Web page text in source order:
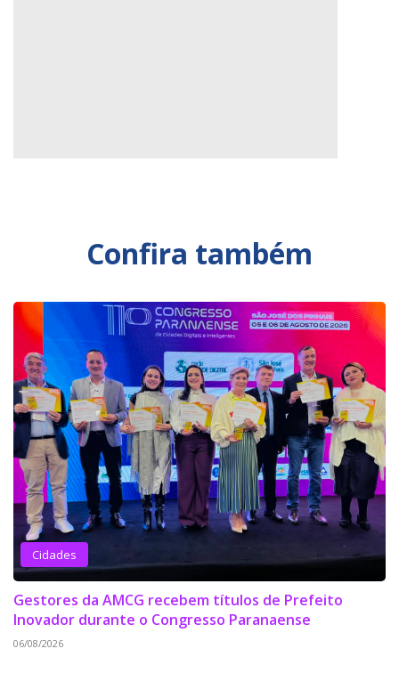
Confira também
Cidades
Gestores da AMCG recebem títulos de Prefeito
Inovador durante o Congresso Paranaense
06/08/2026